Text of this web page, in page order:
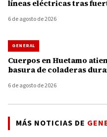
líneas eléctricas tras
6 de agosto de 2026
GENERAL
Cuerpos en Huetamo
basura de coladeras
6 de agosto de 2026
MÁS NOTICIAS DE